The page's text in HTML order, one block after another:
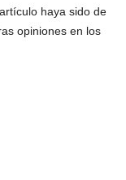
haya sido de
opiniones en los